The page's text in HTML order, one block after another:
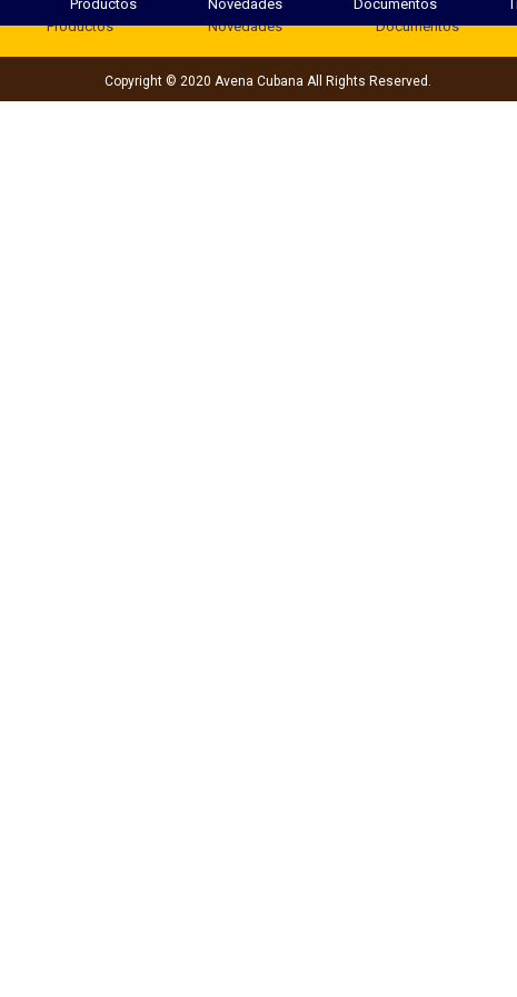
Productos Novedades Documentos
Productos Novedades Documentos
Copyright © 2020 Avena Cubana All Rights Reserved.